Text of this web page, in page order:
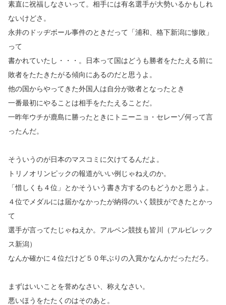
素直に祝福しなさいって。相手には有名選手が大勢いるかもしれ
ないけどさ。
永井のドッヂボール事件のときだって「浦和、格下新潟に惨敗」
って
書かれていたし・・・。日本って国はどうも勝者をたたえる前に
敗者をたたきたがる傾向にあるのだと思うよ。
他の国からやってきた外国人は自分が敗者となったとき
一番最初にやることは相手をたたえることだ。
一昨年ウチが鹿島に勝ったときにトニーニョ・セレーゾ何って言
ったんだ。
そういうのが日本のマスコミに欠けてるんだよ。
トリノオリンピックの報道がいい例じゃねえのか。
「惜しくも４位」とかそういう書き方するのもどうかと思うよ。
４位でメダルには届かなかったが納得のいく競技ができたとかっ
て
選手が言ってたじゃねえか。アルペン競技も皆川（アルビレック
ス新潟）
なんか確かに４位だけど５０年ぶりの入賞かなんかだっただろ。
まずはいいことを誉めなさい、称えなさい。
悪いほうをたたくのはそのあと。